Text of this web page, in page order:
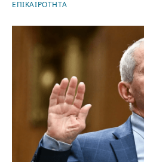
ΕΠΙΚΑΙΡΟΤΗΤΑ